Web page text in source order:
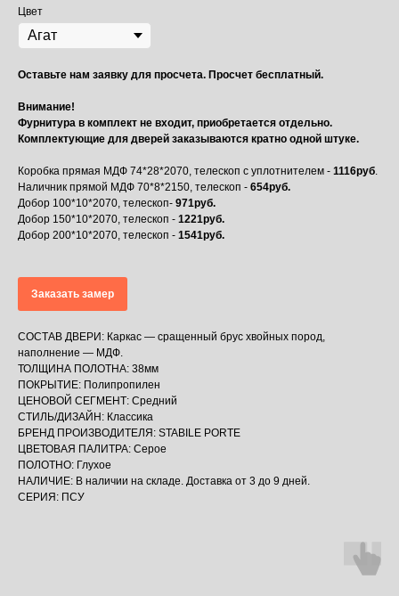
Цвет
Оставьте нам заявку для просчета. Просчет бесплатный.
Внимание!
Фурнитура в комплект не входит, приобретается отдельно.
Комплектующие для дверей заказываются кратно одной штуке.
Коробка прямая МДФ 74*28*2070, телескоп с уплотнителем - 1116руб.
Наличник прямой МДФ 70*8*2150, телескоп - 654руб.
Добор 100*10*2070, телескоп- 971руб.
Добор 150*10*2070, телескоп - 1221руб.
Добор 200*10*2070, телескоп - 1541руб.
Заказать замер
СОСТАВ ДВЕРИ: Каркас — сращенный брус хвойных пород,
наполнение — МДФ.
ТОЛЩИНА ПОЛОТНА: 38мм
ПОКРЫТИЕ: Полипропилен
ЦЕНОВОЙ СЕГМЕНТ: Средний
СТИЛЬ/ДИЗАЙН: Классика
БРЕНД ПРОИЗВОДИТЕЛЯ: STABILE PORTE
ЦВЕТОВАЯ ПАЛИТРА: Серое
ПОЛОТНО: Глухое
НАЛИЧИЕ: В наличии на складе. Доставка от 3 до 9 дней.
СЕРИЯ: ПСУ